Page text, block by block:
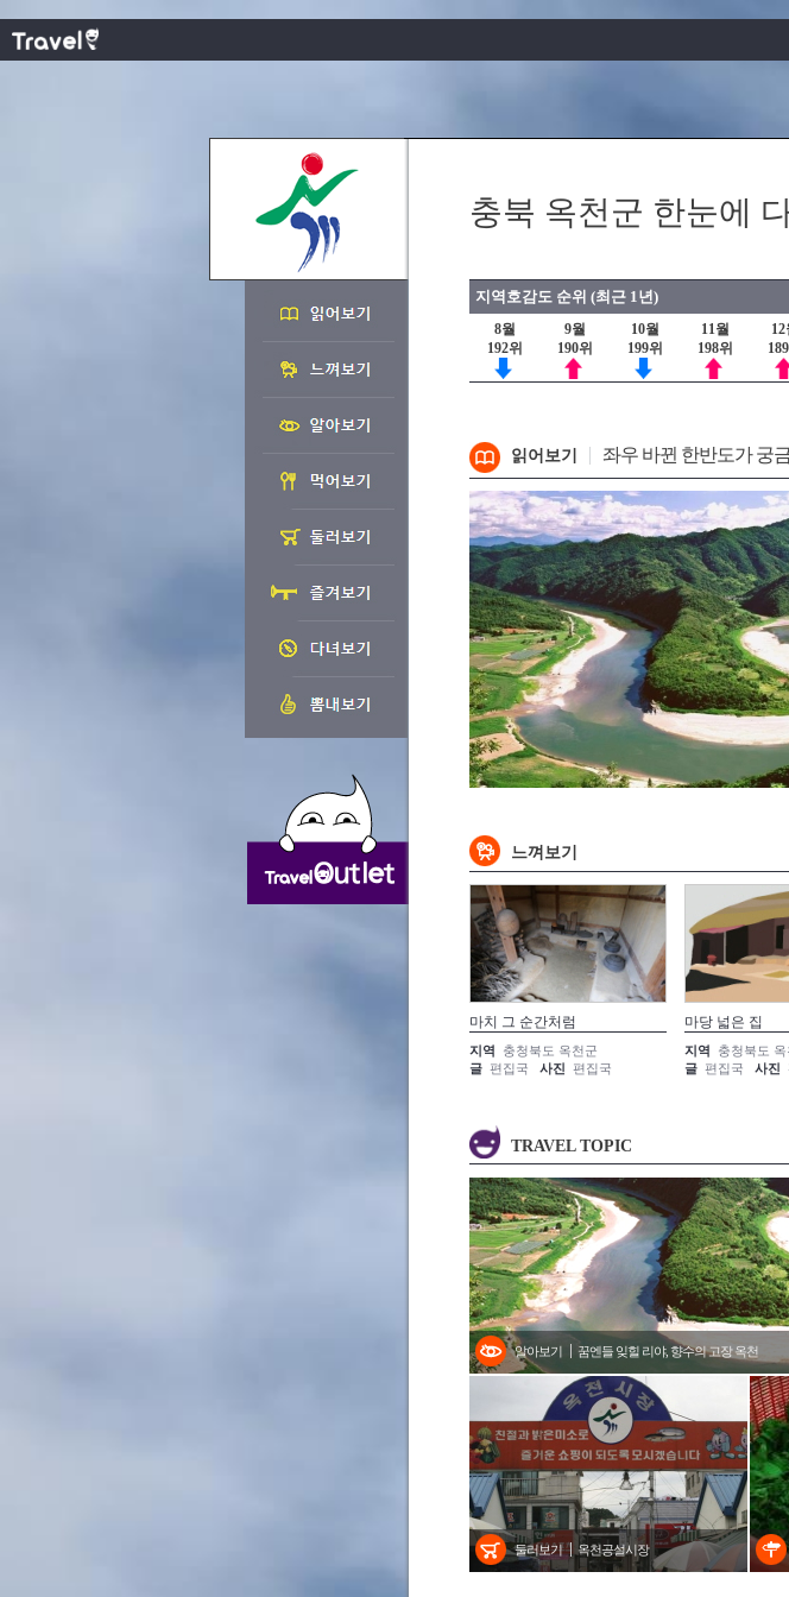
충북 옥천군 한눈에
지역호감도 순위 (최근 1년)
8월
192위
9월
190위
10월
199위
11월
198위
12
읽어보기 좌우 바뀐 한반도가 궁
느껴보기
마치 그 순간처럼
지역
충청북도 옥천군
글 편집국 사진 편집국
마당 넓은 집
지역
충청북도 옥
글 편집국 사진
TRAVEL TOPIC
둘러보기 옥천공설시장
알아보기 꿈엔들 잊힐 리야, 향수의 고장 옥천